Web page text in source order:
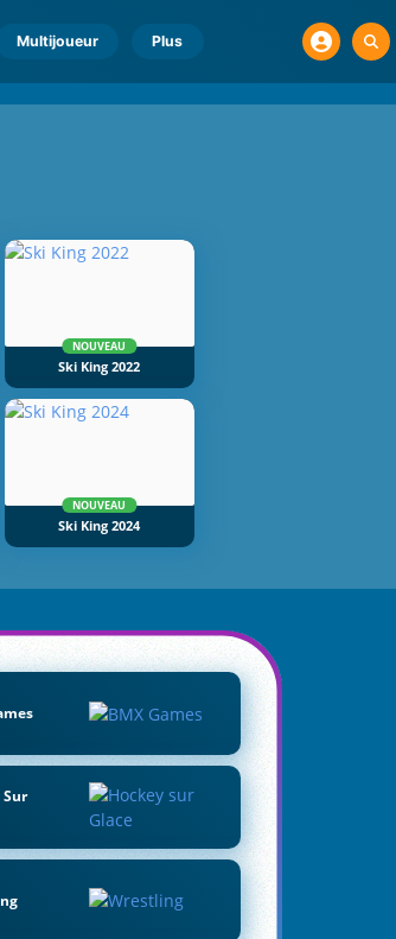
Multijoueur Plus
NOUVEAU
Ski King 2022
NOUVEAU
Ski King 2024
Sur